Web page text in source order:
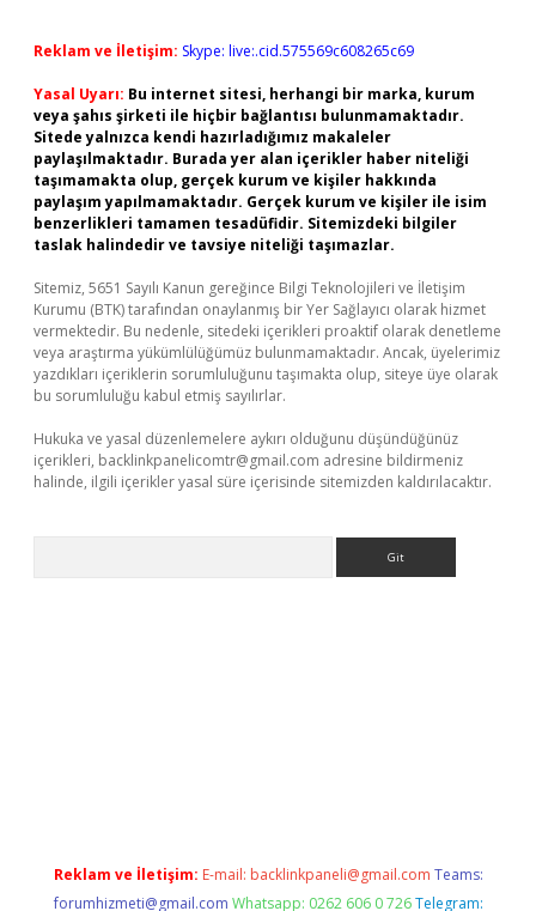
Reklam ve İletişim: Skype: live:.cid.575569c608265c69
Yasal Uyarı: Bu internet sitesi, herhangi bir marka, kurum
veya şahıs şirketi ile hiçbir bağlantısı bulunmamaktadır.
Sitede yalnızca kendi hazırladığımız makaleler
paylaşılmaktadır. Burada yer alan içerikler haber niteliği
taşımamakta olup, gerçek kurum ve kişiler hakkında
paylaşım yapılmamaktadır. Gerçek kurum ve kişiler ile isim
benzerlikleri tamamen tesadüfidir. Sitemizdeki bilgiler
taslak halindedir ve tavsiye niteliği taşımazlar.
Sitemiz, 5651 Sayılı Kanun gereğince Bilgi Teknolojileri ve İletişim
Kurumu (BTK) tarafından onaylanmış bir Yer Sağlayıcı olarak hizmet
vermektedir. Bu nedenle, sitedeki içerikleri proaktif olarak denetleme
veya araştırma yükümlülüğümüz bulunmamaktadır. Ancak, üyelerimiz
yazdıkları içeriklerin sorumluluğunu taşımakta olup, siteye üye olarak
bu sorumluluğu kabul etmiş sayılırlar.
Hukuka ve yasal düzenlemelere aykırı olduğunu düşündüğünüz
içerikleri, backlinkpanelicomtr@gmail.com adresine bildirmeniz
halinde, ilgili içerikler yasal süre içerisinde sitemizden kaldırılacaktır.
Reklam ve İletişim: E-mail: backlinkpaneli@gmail.com Teams:
forumhizmeti@gmail.com Whatsapp: 0262 606 0 726 Telegram: